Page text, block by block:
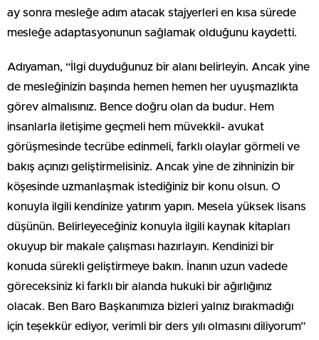
ay sonra mesleğe adım atacak stajyerleri en kısa sürede
mesleğe adaptasyonunun sağlamak olduğunu kaydetti.
Adıyaman, “İlgi duyduğunuz bir alanı belirleyin. Ancak yine
de mesleğinizin başında hemen hemen her uyuşmazlıkta
görev almalısınız. Bence doğru olan da budur. Hem
insanlarla iletişime geçmeli hem müvekkil- avukat
görüşmesinde tecrübe edinmeli, farklı olaylar görmeli ve
bakış açınızı geliştirmelisiniz. Ancak yine de zihninizin bir
köşesinde uzmanlaşmak istediğiniz bir konu olsun. O
konuyla ilgili kendinize yatırım yapın. Mesela yüksek lisans
düşünün. Belirleyeceğiniz konuyla ilgili kaynak kitapları
okuyup bir makale çalışması hazırlayın. Kendinizi bir
konuda sürekli geliştirmeye bakın. İnanın uzun vadede
göreceksiniz ki farklı bir alanda hukuki bir ağırlığınız
olacak. Ben Baro Başkanımıza bizleri yalnız bırakmadığı
için teşekkür ediyor, verimli bir ders yılı olmasını diliyorum”